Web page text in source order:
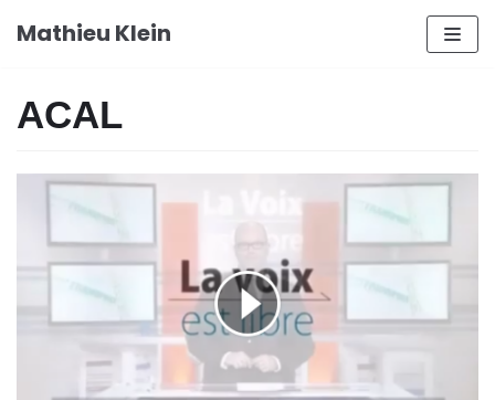
Aller
Mathieu Klein
ACAL